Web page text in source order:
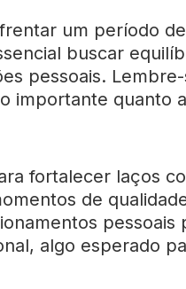
um período
buscar
pessoais.
importante quanto
fortalecer laços
de
algo esperado